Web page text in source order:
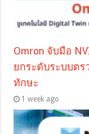
Omron จับมือ
ยกระดับระบบต
ทักษะ
1 week ago